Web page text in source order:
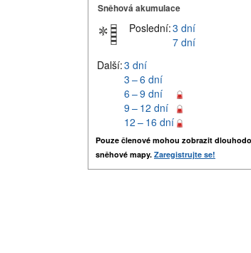
Sněhová akumulace
Poslední:3 dní
7 dní
Další:3 dní
3 – 6 dní
6 – 9 dní
9 – 12 dní
12 – 16 dní
Pouze členové mohou zobrazit
sněhové mapy. Zaregistrujte se!